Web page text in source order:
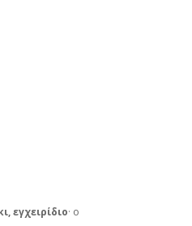
εγχειρίδιο· ο